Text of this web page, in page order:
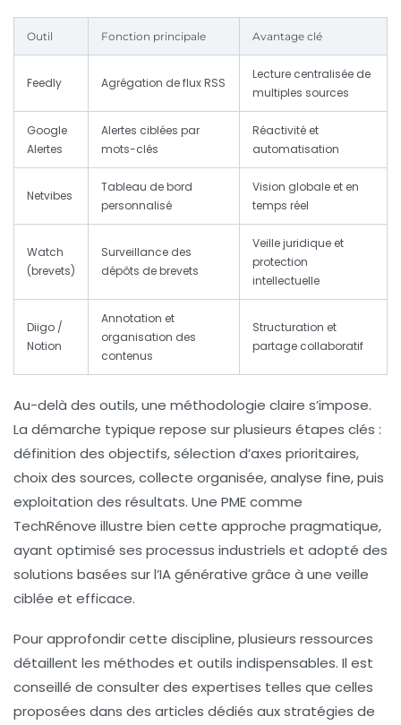
Outil Fonction principale Avantage clé
Feedly Agrégation de flux RSS
Lecture centralisée de
multiples sources
Google
Alertes
Alertes ciblées par
mots-clés
Réactivité et
automatisation
Netvibes
Tableau de bord
personnalisé
Vision globale et en
temps réel
Watch
(brevets)
Surveillance des
dépôts de brevets
Veille juridique et
protection
intellectuelle
Diigo /
Notion
Annotation et
organisation des
contenus
Structuration et
partage collaboratif
Au-delà des outils, une méthodologie claire s’impose.
La démarche typique repose sur plusieurs étapes clés :
définition des objectifs, sélection d’axes prioritaires,
choix des sources, collecte organisée, analyse fine, puis
exploitation des résultats. Une PME comme
TechRénove illustre bien cette approche pragmatique,
ayant optimisé ses processus industriels et adopté des
solutions basées sur l’IA générative grâce à une veille
ciblée et efficace.
Pour approfondir cette discipline, plusieurs ressources
détaillent les méthodes et outils indispensables. Il est
conseillé de consulter des expertises telles que celles
proposées dans des articles dédiés aux stratégies de